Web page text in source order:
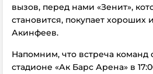
вызов, перед нами «Зенит»,
становится, покупает хороших
Акинфеев.
Напомним, что встреча команд
стадионе «Ак Барс Арена» в